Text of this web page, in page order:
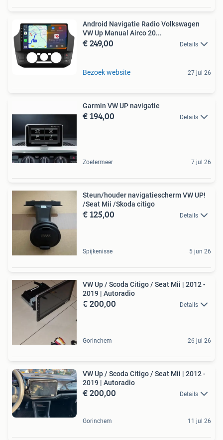
Android Navigatie Radio Volkswagen
VW Up Manual Airco 20...
€ 249,00 Details
Bezoek website 27 jul 26
Garmin VW UP navigatie
€ 194,00 Details
Zoetermeer 7 jul 26
Steun/houder navigatiescherm VW UP!
/Seat Mii /Skoda citigo
€ 125,00 Details
Spijkenisse 5 jun 26
VW Up / Scoda Citigo / Seat Mii | 2012 -
2019 | Autoradio
€ 200,00 Details
Gorinchem 26 jul 26
VW Up / Scoda Citigo / Seat Mii | 2012 -
2019 | Autoradio
€ 200,00 Details
Gorinchem 11 jul 26